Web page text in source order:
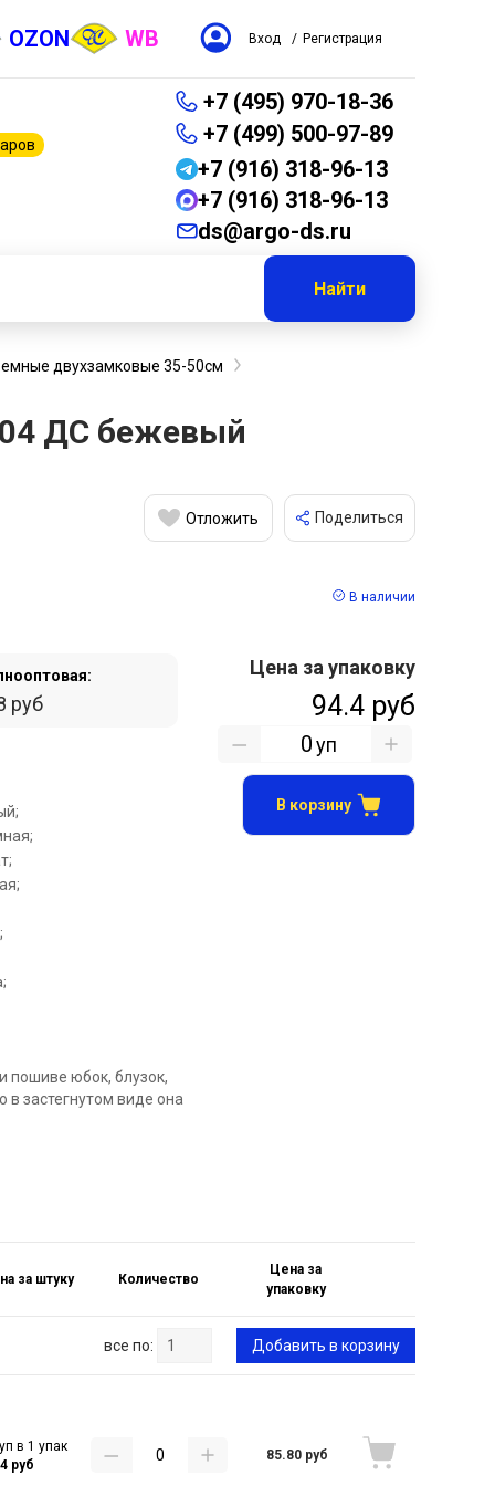
OZON WB Вход / Регистрация
+7 (495) 970-18-36
+7 (499) 500-97-89
+7 (916) 318-96-13
+7 (916) 318-96-13
ds@argo-ds.ru
Найти
двухзамковые 35-50см
ДС бежевый
Отложить Поделиться
В наличии
руб
пошиве юбок, блузок,
в застегнутом виде она
Цена за упаковку
94.4 руб
уп
В корзину
за штуку Количество
Цена за
упаковку
все по: Добавить в корзину
в 1 упак
руб
85.80 руб